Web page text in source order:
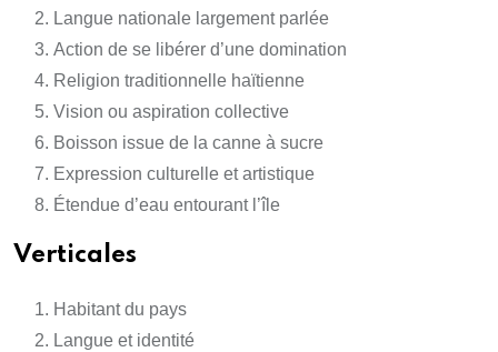
Langue nationale largement parlée
Action de se libérer d’une domination
Religion traditionnelle haïtienne
Vision ou aspiration collective
Boisson issue de la canne à sucre
Expression culturelle et artistique
Étendue d’eau entourant l’île
Verticales
Habitant du pays
Langue et identité